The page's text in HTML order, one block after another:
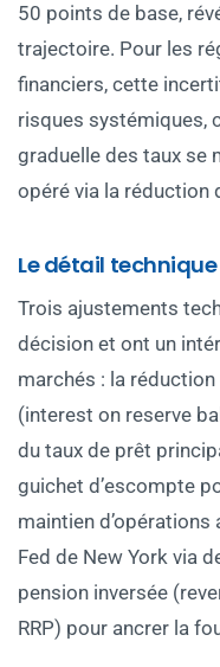
50 points de base,
trajectoire. Pour les
financiers, cette
risques systémiques,
graduelle des taux se
opéré via la réduction
Le détail technique
Trois ajustements
décision et ont un
marchés : la
(interest on reserve
du taux de prêt
guichet d’escompte
maintien
Fed de New York via
pension inversée
RRP) pour ancrer la